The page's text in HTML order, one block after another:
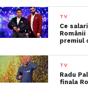
TV
Ce
premiul
TV
Radu
finala